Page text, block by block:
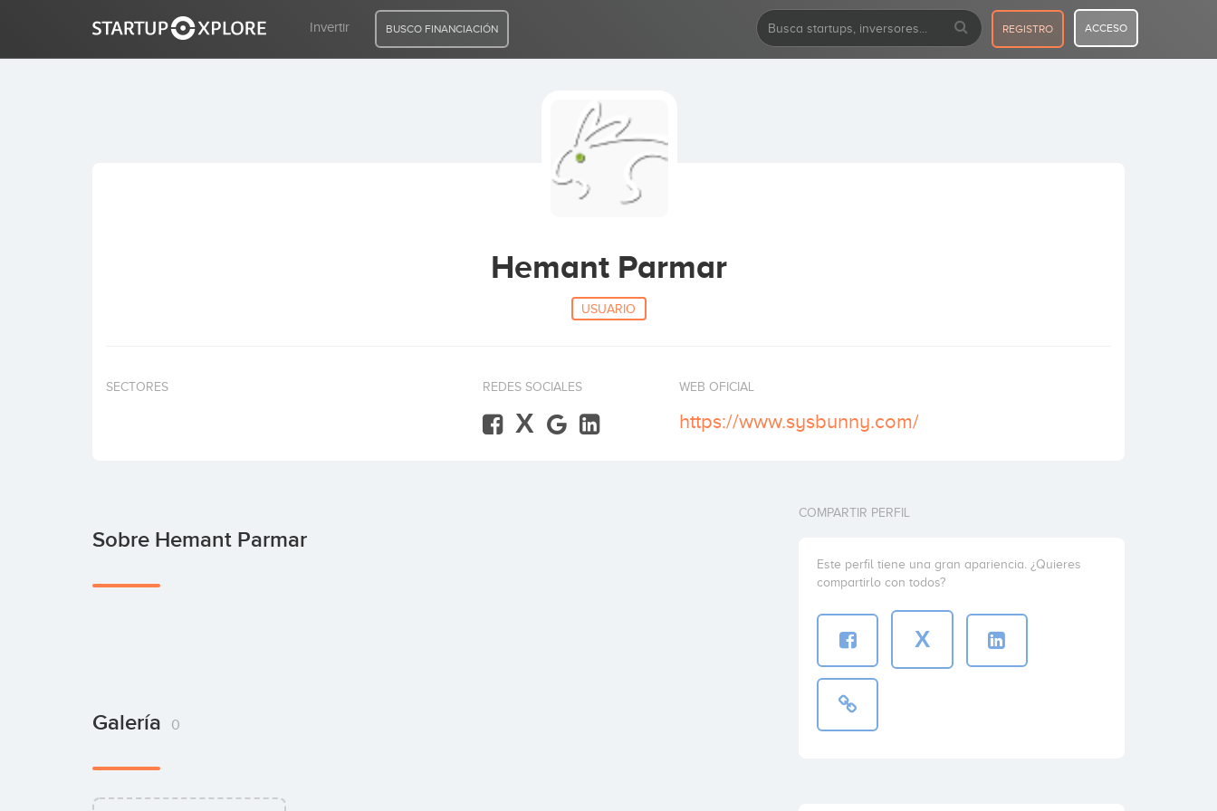
Invertir BUSCO FINANCIACIÓN REGISTRO ACCESO
Hemant Parmar
USUARIO
SECTORES REDES SOCIALES
X
WEB OFICIAL
https://www.sysbunny.com/
Sobre Hemant Parmar
Galería 0
COMPARTIR PERFIL
Este perfil tiene una gran apariencia. ¿Quieres
compartirlo con todos?
X